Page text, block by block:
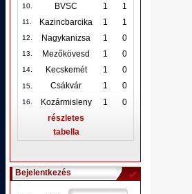
10. BVSC 1 1
11. Kazincbarcika 1 1
12. Nagykanizsa 1 0
13. Mezőkövesd 1 0
14. Kecskemét 1 0
15. Csákvár 1 0
16. Kozármisleny 1
0
részletes
tabella
Bejelentkezés